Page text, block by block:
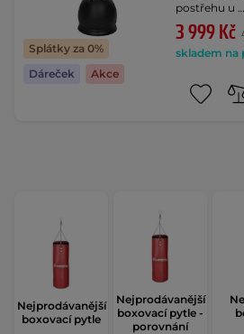
Splátky za 0%
Dáreček
Akce
postřehu u …
3 999 Kč
skladem na
Nejprodávanější
boxovací pytle
Nejprodávanější
boxovací pytle -
porovnání